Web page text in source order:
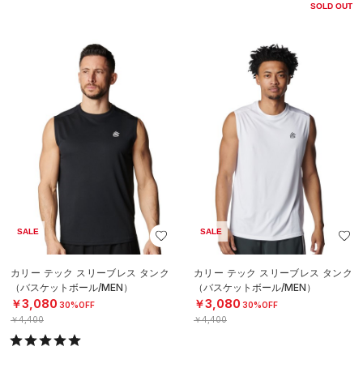
SOLD OUT
SALE
カリー テック スリーブレス タンク
（バスケットボール/MEN）
￥3,080 30%OFF
￥4,400
SALE
カリー テック スリーブレス タンク
（バスケットボール/MEN）
￥3,080 30%OFF
￥4,400